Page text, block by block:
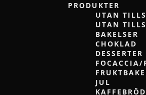
PRODUKTER
UTAN
UTAN
BAKELSER
CHOKLAD
DESSERTER
FOCACCIA/
JUL
KAFFEBRÖD